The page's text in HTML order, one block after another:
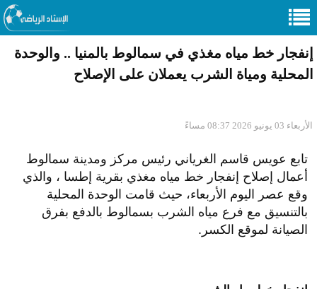
إنفجار خط مياه مغذي في سمالوط بالمنيا .. والوحدة
المحلية ومياة الشرب يعملان على الإصلاح
الأربعاء 03 يونيو 2026 08:37 مساءً
تابع عويس قاسم الغرياني رئيس مركز ومدينة سمالوط
أعمال إصلاح إنفجار خط مياه مغذي بقرية إطسا ، والذي
وقع عصر اليوم الأربعاء، حيث قامت الوحدة المحلية
بالتنسيق مع فرع مياه الشرب بسمالوط بالدفع بفرق
الصيانة لموقع الكسر.